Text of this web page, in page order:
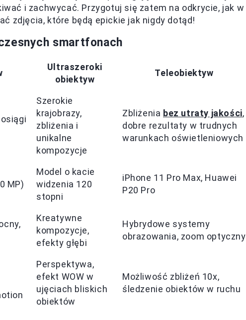
i zachwycać. Przygotuj się zatem na odkrycie, jak w
zdjęcia, które będą epickie jak nigdy dotąd!
smartfonach
Ultraszeroki
obiektyw
Teleobiektyw
Szerokie
krajobrazy,
zbliżenia i
unikalne
kompozycje
Zbliżenia bez utraty jakości,
dobre rezultaty w trudnych
warunkach oświetleniowych
MP)
Model o kacie
widzenia 120
stopni
iPhone 11 Pro Max, Huawei
P20 Pro
Kreatywne
kompozycje,
efekty głębi
Hybrydowe systemy
obrazowania, zoom optyczny
Perspektywa,
efekt WOW w
ujęciach bliskich
obiektów
Możliwość zbliżeń 10x,
śledzenie obiektów w ruchu